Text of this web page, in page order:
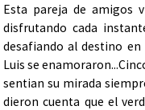
Esta pareja de amigos
disfrutando cada
desafiando al destino
Luis se
sentian su mirada
dieron cuenta que el